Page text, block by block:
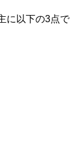
に以下の3点で